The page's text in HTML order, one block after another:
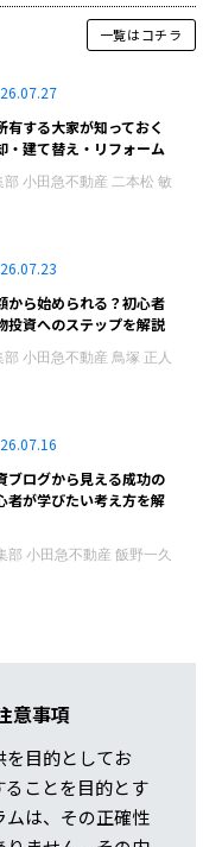
一覧はコチラ
有する大家が知っておく
・建て替え・リフォーム
部 小田急不動産 二本松 敏
から始められる？初心者
投資へのステップを解説
部 小田急不動産 鳥塚 正人
ブログから見える成功の
者が学びたい考え方を解
部 小田急不動産 飯野一久
意事項
を目的としてお
ることを目的とす
ムは、その正確性